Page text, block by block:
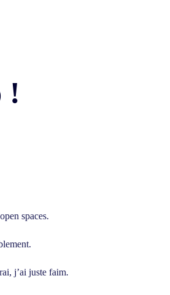
!
spaces.
j’ai juste faim.